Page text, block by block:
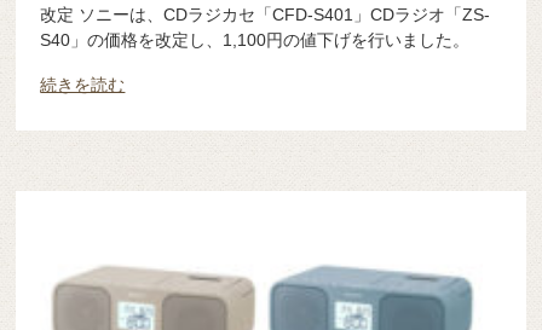
改定 ソニーは、CDラジカセ「CFD-S401」CDラジオ「ZS-
S40」の価格を改定し、1,100円の値下げを行いました。
続きを読む